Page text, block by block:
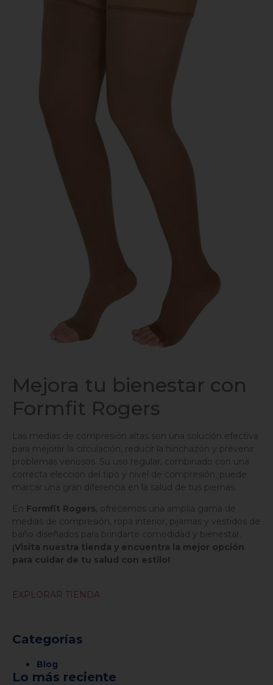
Mejora tu bienestar con
Formfit Rogers
Las medias de compresión altas son una solución efectiva
para mejorar la circulación, reducir la hinchazón y prevenir
problemas venosos. Su uso regular, combinado con una
correcta elección del tipo y nivel de compresión, puede
marcar una gran diferencia en la salud de tus piernas.
En Formfit Rogers, ofrecemos una amplia gama de
medias de compresión, ropa interior, pijamas y vestidos de
baño diseñados para brindarte comodidad y bienestar.
¡Visita nuestra tienda y encuentra la mejor opción
para cuidar de tu salud con estilo!
EXPLORAR TIENDA
Categorías
Blog
Lo más reciente